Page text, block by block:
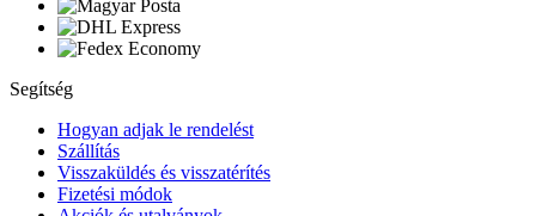
Segítség
Hogyan adjak le rendelést
Szállítás
Visszaküldés és visszatérítés
Fizetési módok